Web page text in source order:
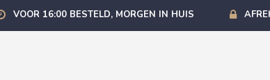
VOOR 16:00 BESTELD, MORGEN IN HUIS